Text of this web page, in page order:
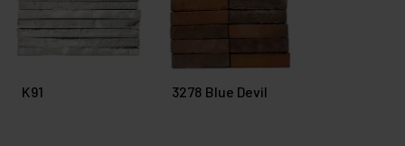
K91 3278 Blue Devil